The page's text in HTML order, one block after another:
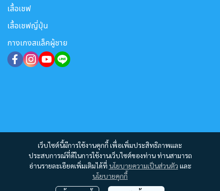
เว็บไซต์นี้มีการใช้งานคุกกี้ เพื่อเพิ่มประสิทธิภาพและ
ประสบการณ์ที่ดีในการใช้งานเว็บไซต์ของท่าน ท่านสามารถ
อ่านรายละเอียดเพิ่มเติมได้ที่ นโยบายความเป็นส่วนตัว และ
นโยบายคุกกี้
เสื้อเชฟ
เสื้อเชฟญี่ปุ่น
กางเกงสแล็คผู้ชาย